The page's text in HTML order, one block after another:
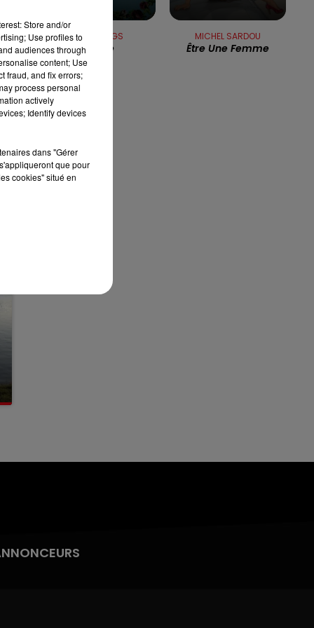
RDL WEEK-END
GIPSY KINGS
Volare
MICHEL SARDOU
Être Une Femme
Store and/or
Use profiles to
audiences through
content; Use
fraud, and fix errors;
process personal
actively
Identify devices
dans "Gérer
que pour
cookies" situé en